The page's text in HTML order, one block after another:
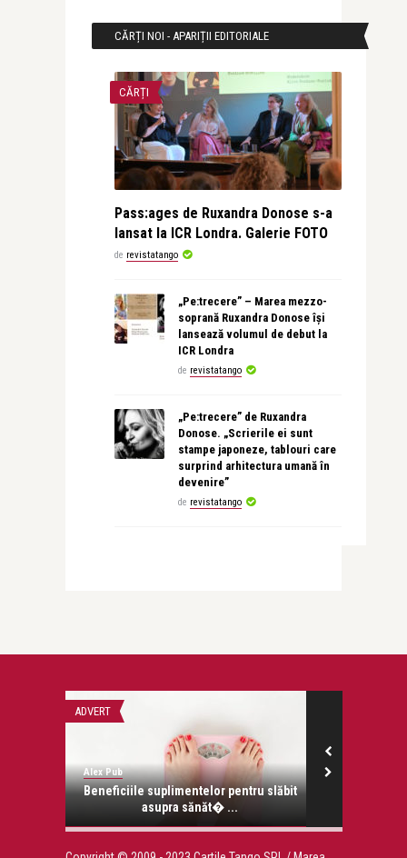
CĂRȚI NOI - APARIȚII EDITORIALE
CĂRȚI
Pass:ages de Ruxandra Donose s-a
lansat la ICR Londra. Galerie FOTO
de revistatango
„Pe:trecere” – Marea mezzo-
soprană Ruxandra Donose își
lansează volumul de debut la
ICR Londra
de revistatango
„Pe:trecere” de Ruxandra
Donose. „Scrierile ei sunt
stampe japoneze, tablouri care
surprind arhitectura umană în
devenire”
de revistatango
ADVERT
Alex Pub
Beneficiile suplimentelor pentru slăbit
asupra sănăt� ...